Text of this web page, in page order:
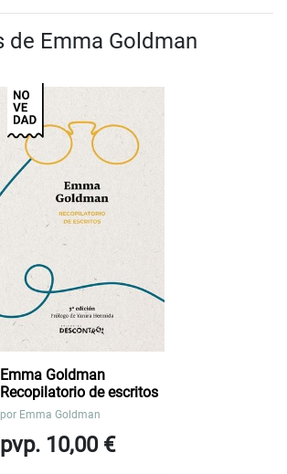
de Emma Goldman
Emma Goldman
Recopilatorio de escritos
por Emma Goldman
pvp. 10,00 €